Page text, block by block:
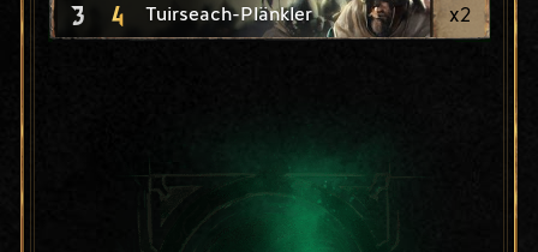
3 4 Tuirseach-Plänkler x2